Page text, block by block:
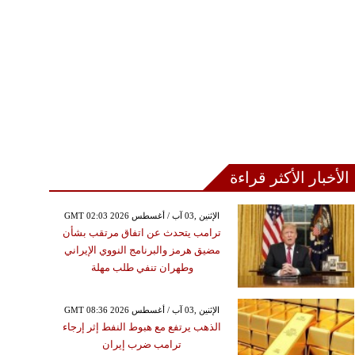
الأخبار الأكثر قراءة
GMT 02:03 2026 الإثنين ,03 آب / أغسطس
ترامب يتحدث عن اتفاق مرتقب بشأن
مضيق هرمز والبرنامج النووي الإيراني
وطهران تنفي طلب مهلة
GMT 08:36 2026 الإثنين ,03 آب / أغسطس
الذهب يرتفع مع هبوط النفط إثر إرجاء
ترامب ضرب إيران